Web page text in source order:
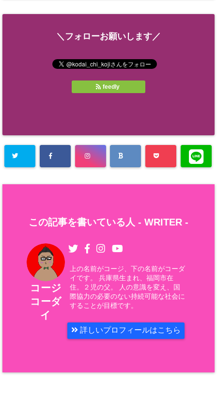
＼フォローお願いします／
feedly
この記事を書いている人 - WRITER -
コージ
コーダ
イ
上の名前がコージ、下の名前がコーダ
イです。 兵庫県生まれ、福岡市在
住。２児の父。 人の意識を変え、国
際協力の必要のない持続可能な社会に
することが目標です。
詳しいプロフィールはこちら